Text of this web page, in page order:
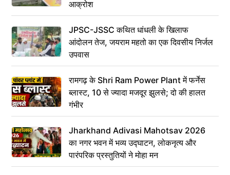
आक्रोश
JPSC-JSSC कथित धांधली के खिलाफ
आंदोलन तेज, जयराम महतो का एक दिवसीय निर्जल
उपवास
रामगढ़ के Shri Ram Power Plant में फर्नेस
ब्लास्ट, 10 से ज्यादा मजदूर झुलसे; दो की हालत
गंभीर
Jharkhand Adivasi Mahotsav 2026
का नगर भवन में भव्य उद्घाटन, लोकनृत्य और
पारंपरिक प्रस्तुतियों ने मोहा मन